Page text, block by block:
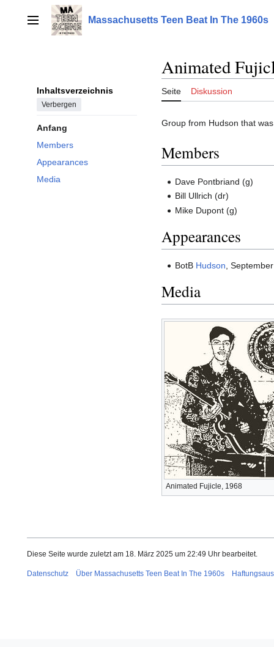
springenHauptmenü Massachusetts Teen Beat In The 1960s
Inhaltsverzeichnis
Verbergen
Anfang
Members
Appearances
Media
Animated
Seite Diskussion
Group from Hudson that
Members
Dave Pontbriand (g)
Bill Ullrich (dr)
Mike Dupont (g)
Appearances
BotB Hudson ,
Media
Animated Fujicle, 1968
Diese Seite wurde zuletzt am 18. März 2025 um 22:49 Uhr bearbeitet.
Datenschutz Über Massachusetts Teen Beat In The 1960s